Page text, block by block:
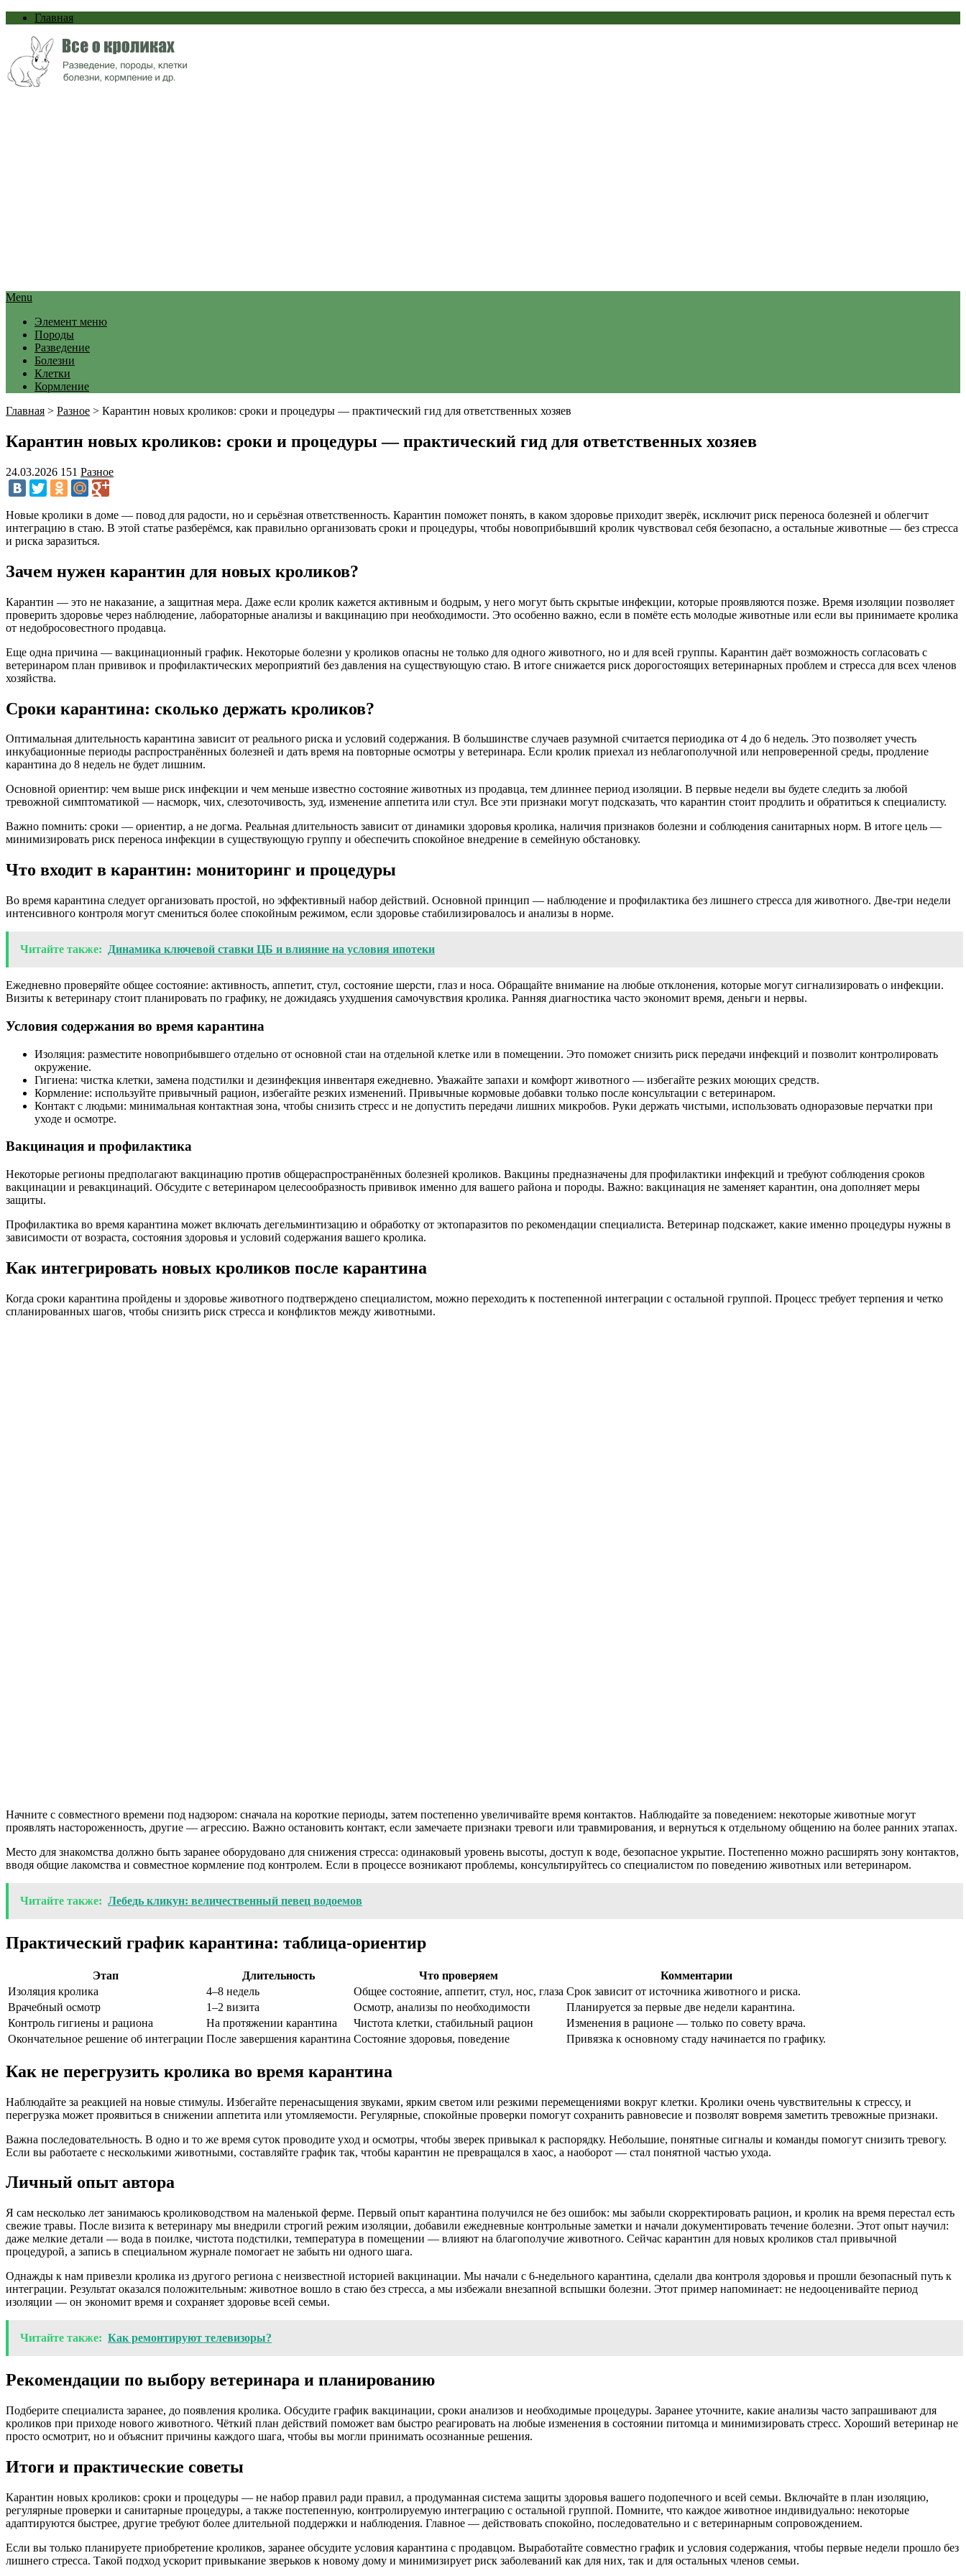
Главная
Menu
Элемент меню
Породы
Разведение
Болезни
Клетки
Кормление
Главная > Разное > Карантин новых кроликов: сроки и процедуры — практический гид для ответственных хозяев
Карантин новых кроликов: сроки и процедуры — практический гид для ответственных хозяев
24.03.2026 151 Разное
Новые кролики в доме — повод для радости, но и серьёзная ответственность. Карантин поможет понять, в каком здоровье приходит зверёк, исключит риск переноса болезней и облегчит
интеграцию в стаю. В этой статье разберёмся, как правильно организовать сроки и процедуры, чтобы новоприбывший кролик чувствовал себя безопасно, а остальные животные — без стресса
и риска заразиться.
Зачем нужен карантин для новых кроликов?
Карантин — это не наказание, а защитная мера. Даже если кролик кажется активным и бодрым, у него могут быть скрытые инфекции, которые проявляются позже. Время изоляции позволяет
проверить здоровье через наблюдение, лабораторные анализы и вакцинацию при необходимости. Это особенно важно, если в помёте есть молодые животные или если вы принимаете кролика
от недобросовестного продавца.
Еще одна причина — вакцинационный график. Некоторые болезни у кроликов опасны не только для одного животного, но и для всей группы. Карантин даёт возможность согласовать с
ветеринаром план прививок и профилактических мероприятий без давления на существующую стаю. В итоге снижается риск дорогостоящих ветеринарных проблем и стресса для всех членов
хозяйства.
Сроки карантина: сколько держать кроликов?
Оптимальная длительность карантина зависит от реального риска и условий содержания. В большинстве случаев разумной считается периодика от 4 до 6 недель. Это позволяет учесть
инкубационные периоды распространённых болезней и дать время на повторные осмотры у ветеринара. Если кролик приехал из неблагополучной или непроверенной среды, продление
карантина до 8 недель не будет лишним.
Основной ориентир: чем выше риск инфекции и чем меньше известно состояние животных из продавца, тем длиннее период изоляции. В первые недели вы будете следить за любой
тревожной симптоматикой — насморк, чих, слезоточивость, зуд, изменение аппетита или стул. Все эти признаки могут подсказать, что карантин стоит продлить и обратиться к специалисту.
Важно помнить: сроки — ориентир, а не догма. Реальная длительность зависит от динамики здоровья кролика, наличия признаков болезни и соблюдения санитарных норм. В итоге цель —
минимизировать риск переноса инфекции в существующую группу и обеспечить спокойное внедрение в семейную обстановку.
Что входит в карантин: мониторинг и процедуры
Во время карантина следует организовать простой, но эффективный набор действий. Основной принцип — наблюдение и профилактика без лишнего стресса для животного. Две-три недели
интенсивного контроля могут смениться более спокойным режимом, если здоровье стабилизировалось и анализы в норме.
Читайте также: Динамика ключевой ставки ЦБ и влияние на условия ипотеки
Ежедневно проверяйте общее состояние: активность, аппетит, стул, состояние шерсти, глаз и носа. Обращайте внимание на любые отклонения, которые могут сигнализировать о инфекции.
Визиты к ветеринару стоит планировать по графику, не дожидаясь ухудшения самочувствия кролика. Ранняя диагностика часто экономит время, деньги и нервы.
Условия содержания во время карантина
Изоляция: разместите новоприбывшего отдельно от основной стаи на отдельной клетке или в помещении. Это поможет снизить риск передачи инфекций и позволит контролировать
окружение.
Гигиена: чистка клетки, замена подстилки и дезинфекция инвентаря ежедневно. Уважайте запахи и комфорт животного — избегайте резких моющих средств.
Кормление: используйте привычный рацион, избегайте резких изменений. Привычные кормовые добавки только после консультации с ветеринаром.
Контакт с людьми: минимальная контактная зона, чтобы снизить стресс и не допустить передачи лишних микробов. Руки держать чистыми, использовать одноразовые перчатки при
уходе и осмотре.
Вакцинация и профилактика
Некоторые регионы предполагают вакцинацию против общераспространённых болезней кроликов. Вакцины предназначены для профилактики инфекций и требуют соблюдения сроков
вакцинации и ревакцинаций. Обсудите с ветеринаром целесообразность прививок именно для вашего района и породы. Важно: вакцинация не заменяет карантин, она дополняет меры
защиты.
Профилактика во время карантина может включать дегельминтизацию и обработку от эктопаразитов по рекомендации специалиста. Ветеринар подскажет, какие именно процедуры нужны в
зависимости от возраста, состояния здоровья и условий содержания вашего кролика.
Как интегрировать новых кроликов после карантина
Когда сроки карантина пройдены и здоровье животного подтверждено специалистом, можно переходить к постепенной интеграции с остальной группой. Процесс требует терпения и четко
спланированных шагов, чтобы снизить риск стресса и конфликтов между животными.
Начните с совместного времени под надзором: сначала на короткие периоды, затем постепенно увеличивайте время контактов. Наблюдайте за поведением: некоторые животные могут
проявлять настороженность, другие — агрессию. Важно остановить контакт, если замечаете признаки тревоги или травмирования, и вернуться к отдельному общению на более ранних этапах.
Место для знакомства должно быть заранее оборудовано для снижения стресса: одинаковый уровень высоты, доступ к воде, безопасное укрытие. Постепенно можно расширять зону контактов,
вводя общие лакомства и совместное кормление под контролем. Если в процессе возникают проблемы, консультируйтесь со специалистом по поведению животных или ветеринаром.
Читайте также: Лебедь кликун: величественный певец водоемов
Практический график карантина: таблица-ориентир
Этап Длительность Что проверяем
Комментарии
Изоляция кролика
4–8 недель Общее состояние, аппетит, стул, нос, глаза Срок зависит от источника животного и риска.
Врачебный осмотр
1–2 визита Осмотр, анализы по необходимости
Планируется за первые две недели карантина.
Контроль гигиены и рациона
На протяжении карантина Чистота клетки, стабильный рацион
Изменения в рационе — только по совету врача.
Окончательное решение об интеграции После завершения карантина Состояние здоровья, поведение Привязка к основному стаду начинается по графику.
Как не перегрузить кролика во время карантина
Наблюдайте за реакцией на новые стимулы. Избегайте перенасыщения звуками, ярким светом или резкими перемещениями вокруг клетки. Кролики очень чувствительны к стрессу, и
перегрузка может проявиться в снижении аппетита или утомляемости. Регулярные, спокойные проверки помогут сохранить равновесие и позволят вовремя заметить тревожные признаки.
Важна последовательность. В одно и то же время суток проводите уход и осмотры, чтобы зверек привыкал к распорядку. Небольшие, понятные сигналы и команды помогут снизить тревогу.
Если вы работаете с несколькими животными, составляйте график так, чтобы карантин не превращался в хаос, а наоборот — стал понятной частью ухода.
Личный опыт автора
Я сам несколько лет занимаюсь кролиководством на маленькой ферме. Первый опыт карантина получился не без ошибок: мы забыли скорректировать рацион, и кролик на время перестал есть
свежие травы. После визита к ветеринару мы внедрили строгий режим изоляции, добавили ежедневные контрольные заметки и начали документировать течение болезни. Этот опыт научил:
даже мелкие детали — вода в поилке, чистота подстилки, температура в помещении — влияют на благополучие животного. Сейчас карантин для новых кроликов стал привычной
процедурой, а запись в специальном журнале помогает не забыть ни одного шага.
Однажды к нам привезли кролика из другого региона с неизвестной историей вакцинации. Мы начали с 6-недельного карантина, сделали два контроля здоровья и прошли безопасный путь к
интеграции. Результат оказался положительным: животное вошло в стаю без стресса, а мы избежали внезапной вспышки болезни. Этот пример напоминает: не недооценивайте период
изоляции — он экономит время и сохраняет здоровье всей семьи.
Читайте также: Как ремонтируют телевизоры?
Рекомендации по выбору ветеринара и планированию
Подберите специалиста заранее, до появления кролика. Обсудите график вакцинации, сроки анализов и необходимые процедуры. Заранее уточните, какие анализы часто запрашивают для
кроликов при приходе нового животного. Чёткий план действий поможет вам быстро реагировать на любые изменения в состоянии питомца и минимизировать стресс. Хороший ветеринар не
просто осмотрит, но и объяснит причины каждого шага, чтобы вы могли принимать осознанные решения.
Итоги и практические советы
Карантин новых кроликов: сроки и процедуры — не набор правил ради правил, а продуманная система защиты здоровья вашего подопечного и всей семьи. Включайте в план изоляцию,
регулярные проверки и санитарные процедуры, а также постепенную, контролируемую интеграцию с остальной группой. Помните, что каждое животное индивидуально: некоторые
адаптируются быстрее, другие требуют более длительной поддержки и наблюдения. Главное — действовать спокойно, последовательно и с ветеринарным сопровождением.
Если вы только планируете приобретение кроликов, заранее обсудите условия карантина с продавцом. Выработайте совместно график и условия содержания, чтобы первые недели прошло без
лишнего стресса. Такой подход ускорит привыкание зверьков к новому дому и минимизирует риск заболеваний как для них, так и для остальных членов семьи.